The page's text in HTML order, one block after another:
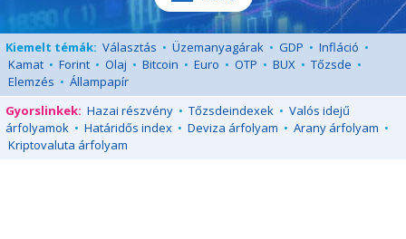
Kiemelt témák: Választás • Üzemanyagárak • GDP • Infláció •
Kamat • Forint • Olaj • Bitcoin • Euro • OTP • BUX • Tőzsde •
Elemzés • Állampapír
Gyorslinkek: Hazai részvény • Tőzsdeindexek • Valós idejű
árfolyamok • Határidős index • Deviza árfolyam • Arany árfolyam •
Kriptovaluta árfolyam